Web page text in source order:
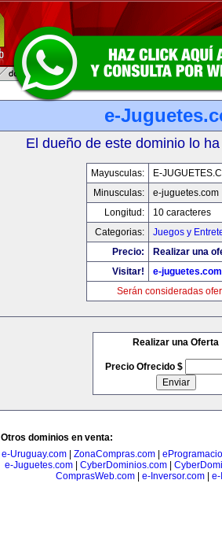
e-
El dueño de este dominio lo
Mayusculas:
E-
Minusculas:
e-juguetes.com
Longitud:
10 caracteres
Categorias:
Juegos y
Precio:
Realizar una
Visitar!
e-juguetes.com
Serán consideradas
Realizar una Oferta
Precio Ofrecido $
Otros dominios en venta:
e-Uruguay.com
ZonaCompras.com
e-Juguetes.com| CyberDominios.com|
ComprasWeb.com
e-Inversor.com e-